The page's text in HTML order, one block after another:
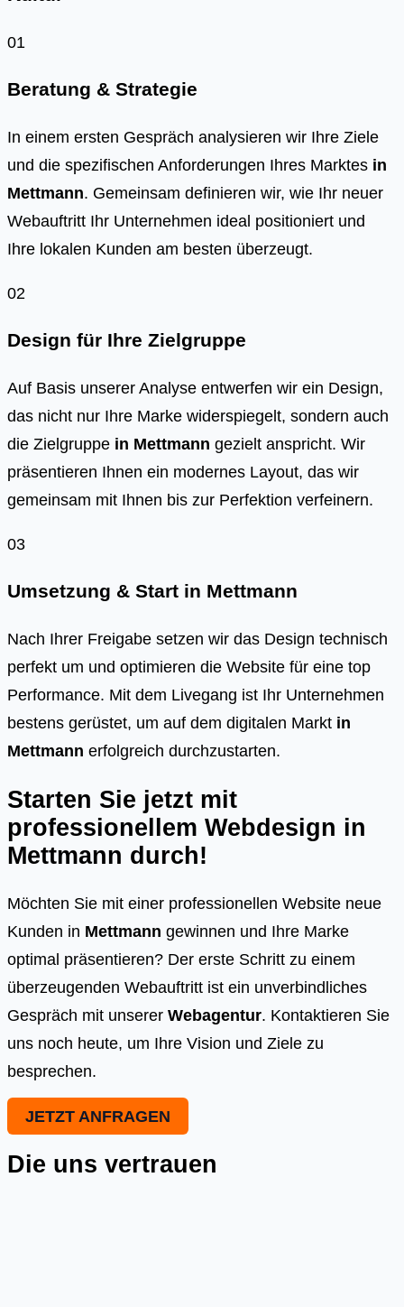
01
Beratung & Strategie
In einem ersten Gespräch analysieren wir Ihre Ziele
und die spezifischen Anforderungen Ihres Marktes in
Mettmann. Gemeinsam definieren wir, wie Ihr neuer
Webauftritt Ihr Unternehmen ideal positioniert und
Ihre lokalen Kunden am besten überzeugt.
02
Design für Ihre Zielgruppe
Auf Basis unserer Analyse entwerfen wir ein Design,
das nicht nur Ihre Marke widerspiegelt, sondern auch
die Zielgruppe in Mettmann gezielt anspricht. Wir
präsentieren Ihnen ein modernes Layout, das wir
gemeinsam mit Ihnen bis zur Perfektion verfeinern.
03
Umsetzung & Start in Mettmann
Nach Ihrer Freigabe setzen wir das Design technisch
perfekt um und optimieren die Website für eine top
Performance. Mit dem Livegang ist Ihr Unternehmen
bestens gerüstet, um auf dem digitalen Markt in
Mettmann erfolgreich durchzustarten.
Starten Sie jetzt mit
professionellem Webdesign in
Mettmann durch!
Möchten Sie mit einer professionellen Website neue
Kunden in Mettmann gewinnen und Ihre Marke
optimal präsentieren? Der erste Schritt zu einem
überzeugenden Webauftritt ist ein unverbindliches
Gespräch mit unserer Webagentur. Kontaktieren Sie
uns noch heute, um Ihre Vision und Ziele zu
besprechen.
JETZT ANFRAGEN
Die uns vertrauen